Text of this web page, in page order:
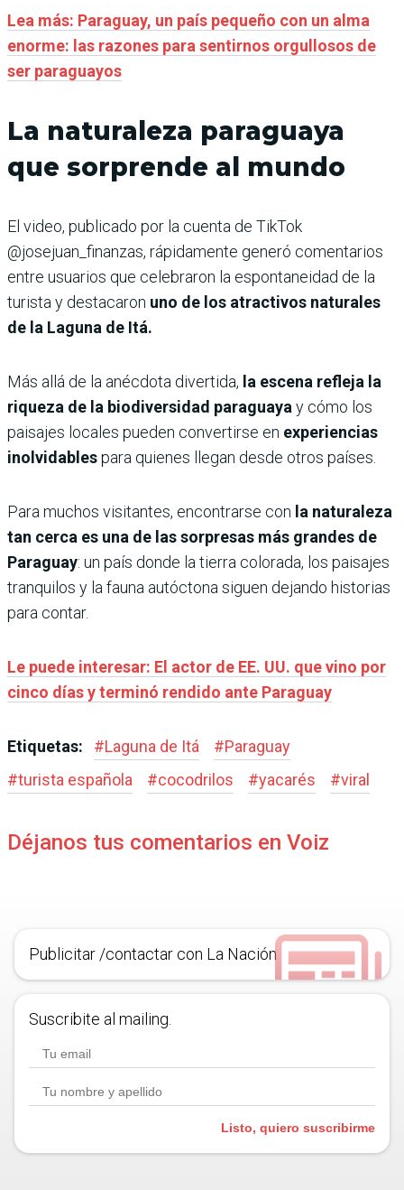
Lea más: Paraguay, un país pequeño con un alma
enorme: las razones para sentirnos orgullosos de
ser paraguayos
La naturaleza paraguaya
que sorprende al mundo
El video, publicado por la cuenta de TikTok
@josejuan_finanzas, rápidamente generó comentarios
entre usuarios que celebraron la espontaneidad de la
turista y destacaron uno de los atractivos naturales
de la Laguna de Itá.
Más allá de la anécdota divertida, la escena refleja la
riqueza de la biodiversidad paraguaya y cómo los
paisajes locales pueden convertirse en experiencias
inolvidablespara quienes llegan desde otros países.
Para muchos visitantes, encontrarse con la naturaleza
tan cerca es una de las sorpresas más grandes de
Paraguay: un país donde la tierra colorada, los paisajes
tranquilos y la fauna autóctona siguen dejando historias
para contar.
Le puede interesar: El actor de EE. UU. que vino por
cinco días y terminó rendido ante Paraguay
Etiquetas: #Laguna de Itá #Paraguay
#turista española #cocodrilos #yacarés #viral
Déjanos tus comentarios en Voiz
Publicitar /contactar con La Nación
Suscribite al mailing.
Listo, quiero suscribirme